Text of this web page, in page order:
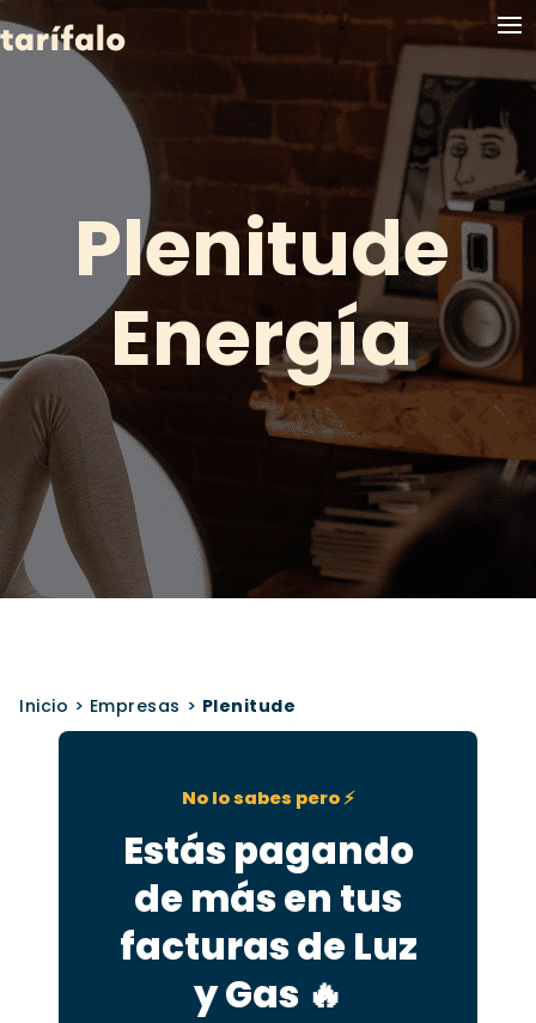
Plenitude
Energía
Inicio > Empresas > Plenitude
No lo sabes pero ⚡️
Estás pagando
de más en tus
facturas de Luz
y Gas 🔥